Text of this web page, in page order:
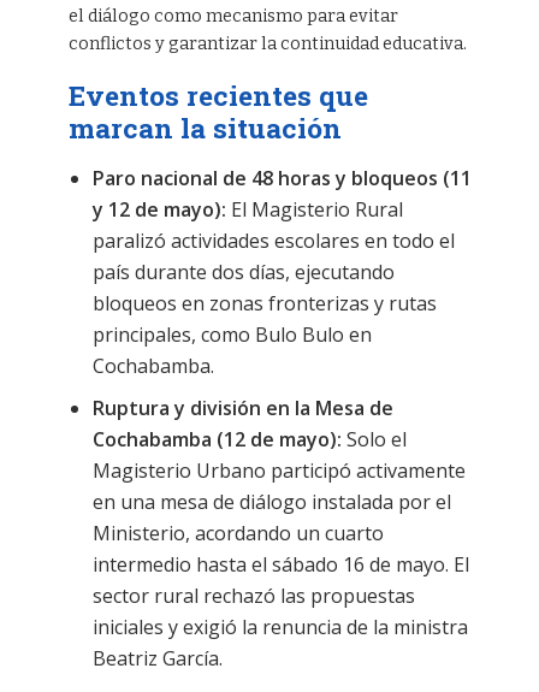
el diálogo como mecanismo para evitar
conflictos y garantizar la continuidad educativa.
Eventos recientes que
marcan la situación
Paro nacional de 48 horas y bloqueos (11
y 12 de mayo): El Magisterio Rural
paralizó actividades escolares en todo el
país durante dos días, ejecutando
bloqueos en zonas fronterizas y rutas
principales, como Bulo Bulo en
Cochabamba.
Ruptura y división en la Mesa de
Cochabamba (12 de mayo): Solo el
Magisterio Urbano participó activamente
en una mesa de diálogo instalada por el
Ministerio, acordando un cuarto
intermedio hasta el sábado 16 de mayo. El
sector rural rechazó las propuestas
iniciales y exigió la renuncia de la ministra
Beatriz García.